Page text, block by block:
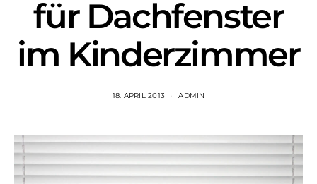
für Dachfenster
im Kinderzimmer
18. APRIL 2013 ADMIN